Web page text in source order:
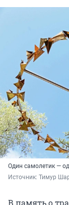
Один самолетик —
Источник: Тимур